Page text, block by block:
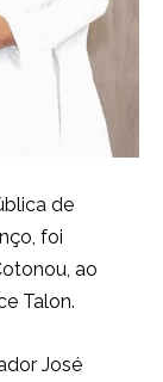
de
foi
ao
Talon.
José